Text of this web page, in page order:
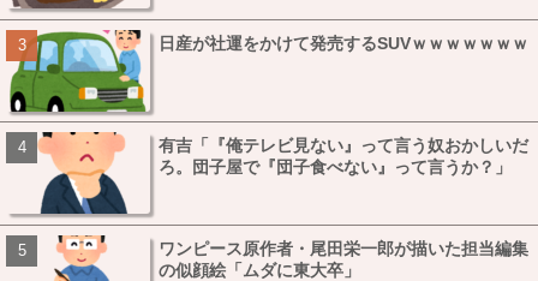
日産が社運をかけて発売するSUVｗｗｗｗｗｗｗ
有吉「『俺テレビ見ない』って言う奴おかしいだ
ろ。団子屋で『団子食べない』って言うか？」
ワンピース原作者・尾田栄一郎が描いた担当編集
の似顔絵「ムダに東大卒」